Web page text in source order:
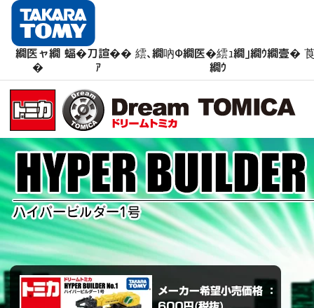
繝医ャ繝
�
蝠�刀諠��
ｱ
繧､繝吶Φ繝医�繧ｭ繝｣繝ｳ繝壹�
繝ｳ